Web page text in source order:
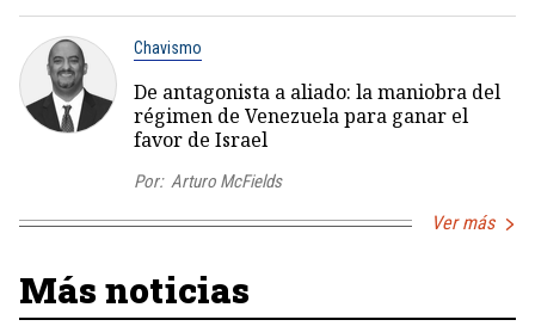
Chavismo
De antagonista a aliado: la maniobra del
régimen de Venezuela para ganar el
favor de Israel
Por: Arturo McFields
Ver más
Más noticias